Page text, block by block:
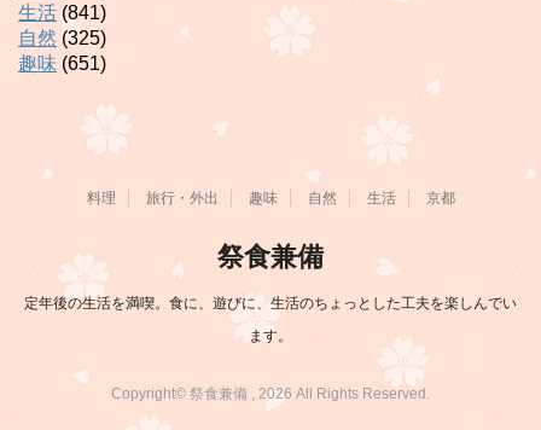
生活(841)
自然 (325)
趣味 (651)
料理 旅行・外出 趣味 自然 生活 京都
祭食兼備
定年後の生活を満喫。食に、遊びに、生活のちょっとした工夫を楽しんでい
ます。
Copyright© 祭食兼備 , 2026 All Rights Reserved.